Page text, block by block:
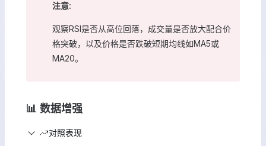
注意:
观察RSI是否从高位回落，成交量是否放大配合价
格突破，以及价格是否跌破短期均线如MA5或
MA20。
📊 数据增强
对照表现